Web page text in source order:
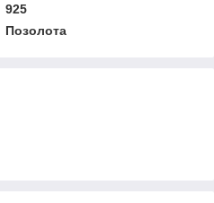
925
Позолота